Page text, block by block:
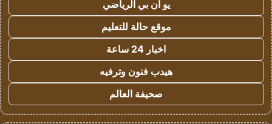
يو ان بي الرياضي
موقع حالة للتعليم
اخبار 24 ساعة
هيدب فنون وترفيه
صحيفة العالم